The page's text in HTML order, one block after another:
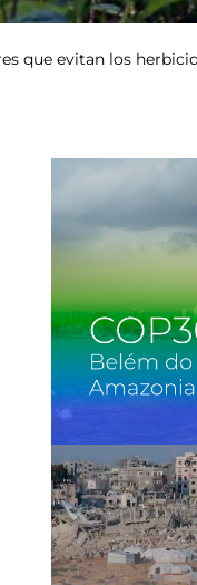
que evitan los